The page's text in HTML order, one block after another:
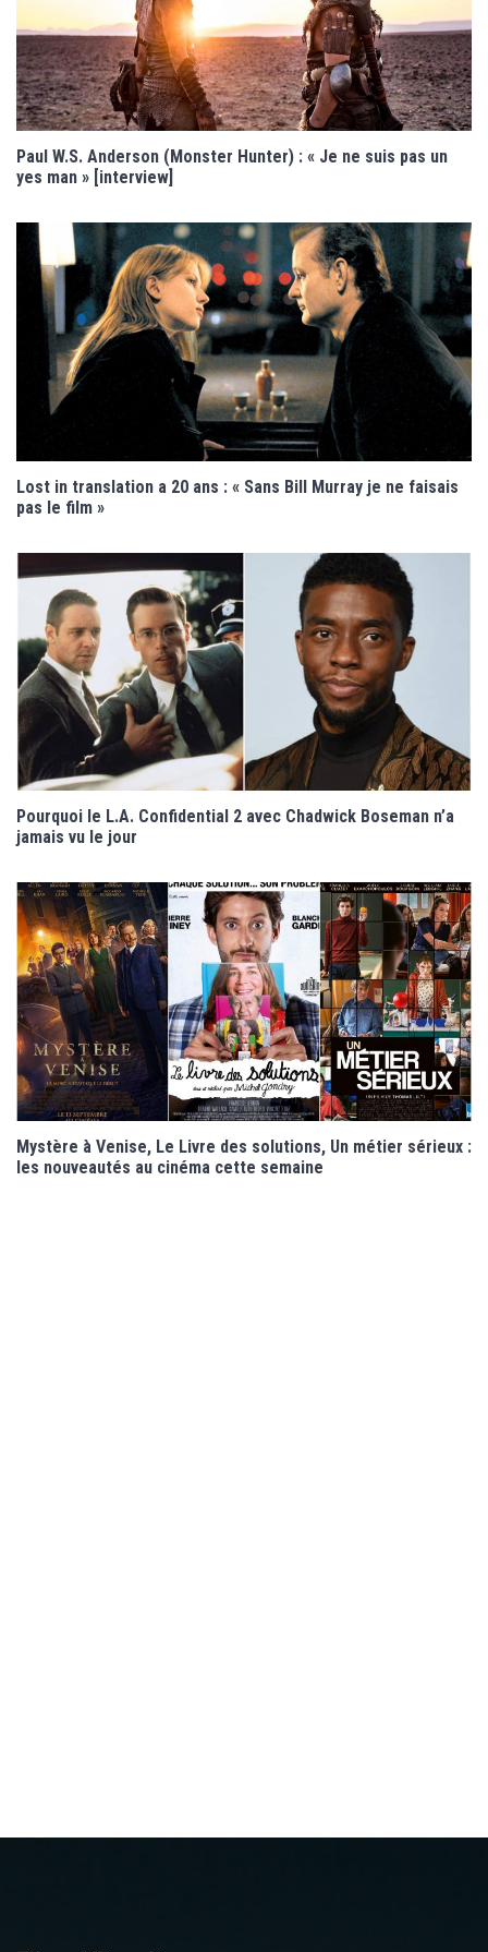
Paul W.S. Anderson (Monster Hunter) : « Je ne suis pas un
yes man » [interview]
Lost in translation a 20 ans : « Sans Bill Murray je ne faisais
pas le film »
Pourquoi le L.A. Confidential 2 avec Chadwick Boseman n’a
jamais vu le jour
Mystère à Venise, Le Livre des solutions, Un métier sérieux :
les nouveautés au cinéma cette semaine